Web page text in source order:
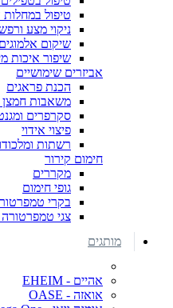
טיפול במחלות
ניקוי מצע
שיקום אלמוגים
שיפור איכות
אביזרים שימושיים
הכנת פראגים
משאבות חמצן
סקרפרים
פיצוי אידוי
רשתות
חימום קירור
מקררים
גופי חימום
בקרי
צגי טמפרטורה
מותגים
אהיים - EHEIM
אואזה - OASE